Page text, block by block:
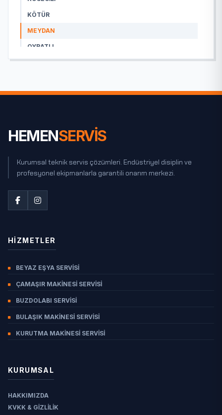
KÖTÜR
MEYDAN
OYRATLI
PINARBAŞI
ŞEHIT BABA
YENIKENT
YUKARI SARHAN
HEMENSERVİS
Kurumsal teknik servis çözümleri. Endüstriyel disiplin ve
profesyonel ekipmanlarla garantili onarım merkezi.
HIZMETLER
BEYAZ EŞYA SERVISI
ÇAMAŞIR MAKINESI SERVISI
BUZDOLABI SERVISI
BULAŞIK MAKINESI SERVISI
KURUTMA MAKINESI SERVISI
KURUMSAL
HAKKIMIZDA
KVKK & GIZLILIK